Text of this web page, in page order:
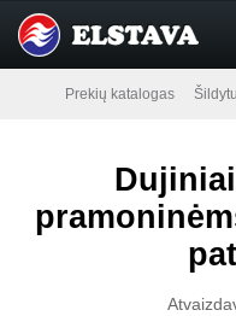
Prekių katalogas